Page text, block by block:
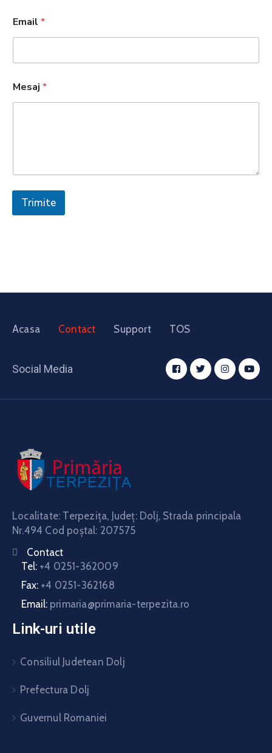
Email *
Mesaj *
Trimite
Acasa Contact Support TOS
Social Media
Localitate: Terpeziţa, Judeţ: Dolj, Strada principala
Nr.494 Cod poştal: 207575
Contact
Tel: +4 0251-362009
Fax: +4 0251-362168
Email: primaria@primaria-terpezita.ro
Link-uri utile
Consiliul Judetean Dolj
Prefectura Dolj
Guvernul Romaniei